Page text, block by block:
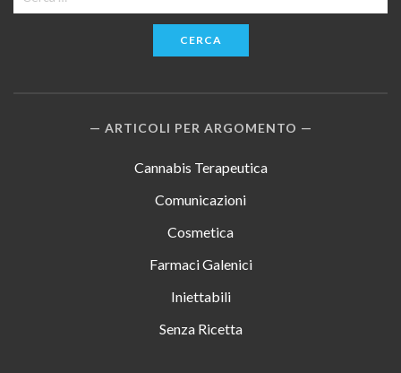
per:
ARTICOLI PER ARGOMENTO
Cannabis Terapeutica
Comunicazioni
Cosmetica
Farmaci Galenici
Iniettabili
Senza Ricetta